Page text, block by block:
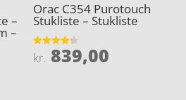
–
–
Orac C354 Purotouch
Stukliste – Stukliste
Vurderet
4.3
kr. 839,00